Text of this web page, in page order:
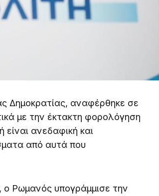
Δημοκρατίας, αναφέρθηκε σε
με την έκτακτη φορολόγηση
ανεδαφική και
από αυτά που
Ρωμανός υπογράμμισε την